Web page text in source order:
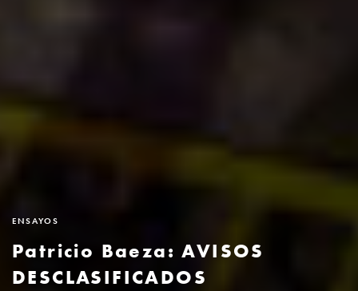
ENSAYOS
Patricio Baeza: AVISOS
DESCLASIFICADOS